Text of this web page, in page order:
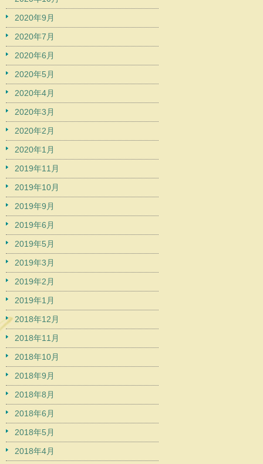
2020年9月
2020年7月
2020年6月
2020年5月
2020年4月
2020年3月
2020年2月
2020年1月
2019年11月
2019年10月
2019年9月
2019年6月
2019年5月
2019年3月
2019年2月
2019年1月
2018年12月
2018年11月
2018年10月
2018年9月
2018年8月
2018年6月
2018年5月
2018年4月